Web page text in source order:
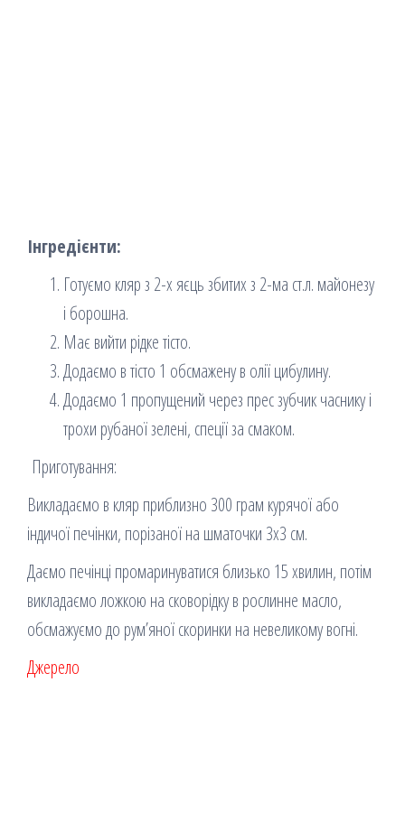
Інгредієнти:
Готуємо кляр з 2-х яєць збитих з 2-ма ст.л. майонезу
і борошна.
Має вийти рідке тісто.
Додаємо в тісто 1 обсмажену в олії цибулину.
Додаємо 1 пропущений через прес зубчик часнику і
трохи рубаної зелені, спеції за смаком.
Приготування:
Викладаємо в кляр приблизно 300 грам курячої або
індичої печінки, порізаної на шматочки 3х3 см.
Даємо печінці промаринуватися близько 15 хвилин, потім
викладаємо ложкою на сковорідку в рослинне масло,
обсмажуємо до рум’яної скоринки на невеликому вогні.
Джерело